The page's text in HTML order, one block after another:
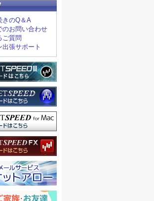
きのQ＆A
のお問い合わせ
ご質問
出張サポート